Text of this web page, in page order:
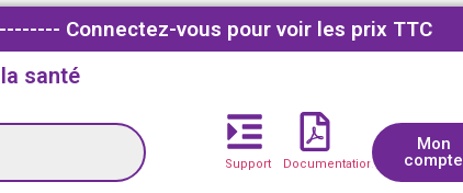
Connectez-vous pour voir les prix TTC
santé
Support Documentations
Mon
compte